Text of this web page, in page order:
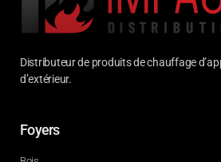
Distributeur de produits de chauffage
d’extérieur.
Foyers